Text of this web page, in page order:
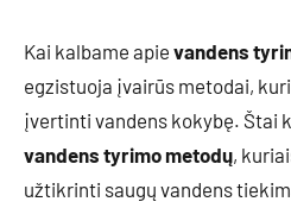
Kai kalbame apie vandens
egzistuoja įvairūs metodai,
įvertinti vandens kokybę. Štai
vandens tyrimo metodų,
užtikrinti saugų vandens